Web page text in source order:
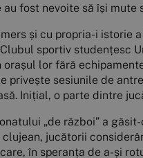
fost nevoite să își
și cu propria-i istorie
sportiv studențesc
lor fără
privește sesiunile de
Inițial, o parte dintre
„de război” a
jucătorii
în speranța de a-și